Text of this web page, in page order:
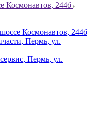
Космонавтов, 244б
Космонавтов, 244б
Пермь, ул.
Пермь, ул.